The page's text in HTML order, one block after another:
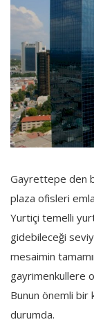
İletişim
Türkçe
Gayrettepe den
plaza ofisleri
Yurtiçi temelli
gidebileceği
mesaimin
gayrimenkullere
Bunun önemli bir
durumda.